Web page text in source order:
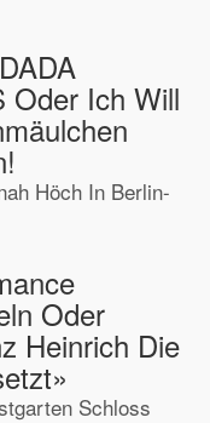
Oder Ich Will
Höch In Berlin-
Oder
Heinrich Die
Schloss